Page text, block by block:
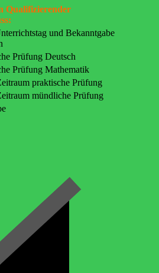
Qualifizierender
und Bekanntgabe
Prüfung Deutsch
Prüfung Mathematik
praktische Prüfung
mündliche Prüfung